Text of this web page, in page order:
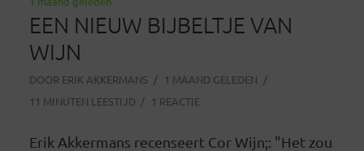
EEN NIEUW BIJBELTJE VAN
WIJN
DOOR ERIK AKKERMANS
1 MAAND GELEDEN
11 MINUTEN LEESTIJD
1 REACTIE
Erik Akkermans recenseert Cor Wijn;: "Het zou